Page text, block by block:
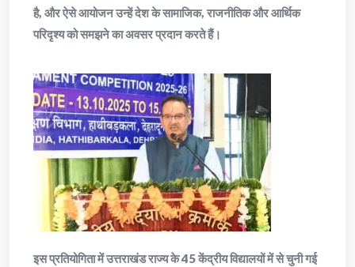
है, और ऐसे आयोजन उन्हें देश के सामाजिक, राजनीतिक और आर्थिक
परिदृश्य को समझने का अवसर प्रदान करते हैं।
इस प्रतियोगिता में उत्तराखंड राज्य के 45 केंद्रीय विद्यालयों में से चुनी गई